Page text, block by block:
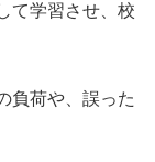
て学習させ、校
負荷や、誤った